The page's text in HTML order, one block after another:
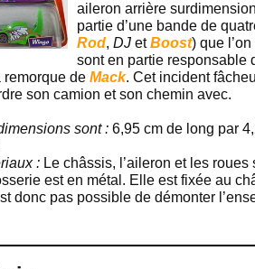
aileron arrière
partie d’une bande de
Rod, DJ etBoost) que
sont en partie responsable
remorque de Mack. Cet incident
son camion et son chemin avec.
sont : 6,95 cm de long par
: Le châssis, l’aileron et les
est en métal. Elle est fixée au
donc pas possible de démonter